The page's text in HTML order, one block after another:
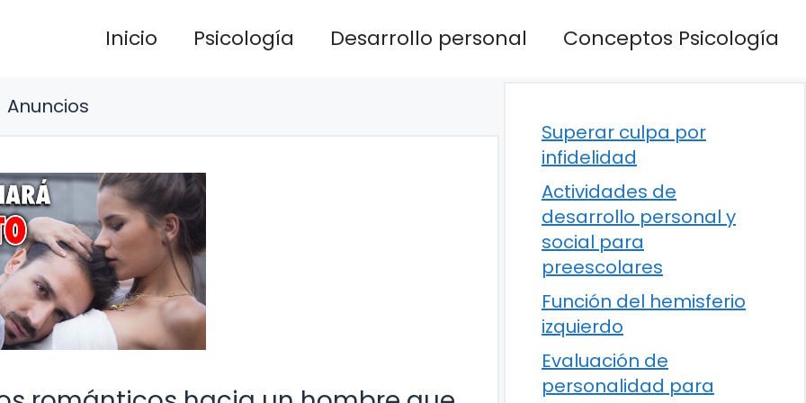
Inicio Psicología Desarrollo personal Conceptos Psicología
Anuncios
Superar culpa por
infidelidad
Actividades de
desarrollo personal y
social para
preescolares
Función del hemisferio
izquierdo
Evaluación de
personalidad para